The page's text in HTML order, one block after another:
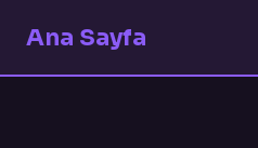
Ana Sayfa